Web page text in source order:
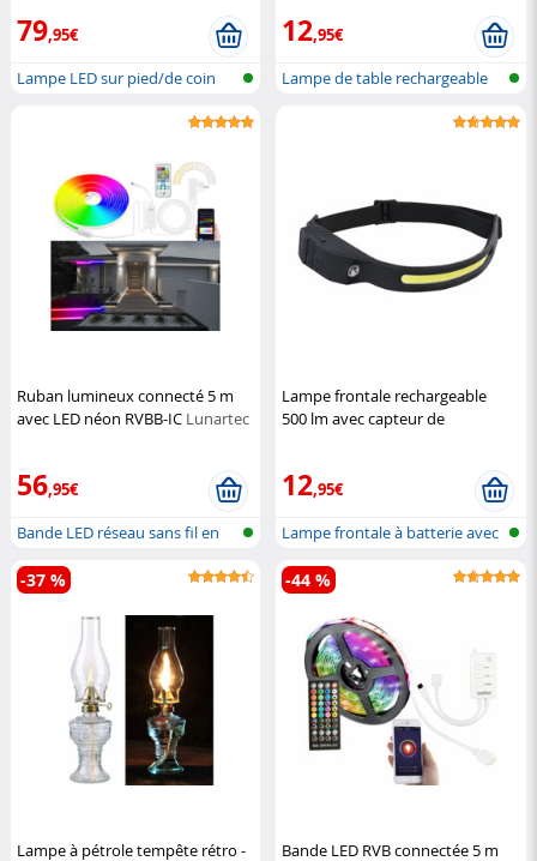
79,95€
Lampe LED sur pied/de coin
12,95€
Lampe de table rechargeable
Ruban lumineux connecté 5 m
avec LED néon RVBB-IC Lunartec
56,95€
Bande LED réseau sans fil en
RGBW
Lampe frontale rechargeable
500 lm avec capteur de
12,95€
Lampe frontale à batterie avec
band...
Lampe à pétrole tempête rétro -
-37 %
Bande LED RVB connectée 5 m
-44 %